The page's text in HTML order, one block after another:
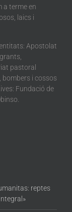
a terme en
laics i
Apostolat
pastoral
i cossos
Fundació de
reptes